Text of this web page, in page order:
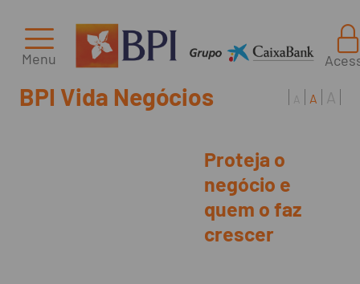
Menu
BPI Vida Negócios A A A
Proteja o
negócio e
quem o faz
crescer